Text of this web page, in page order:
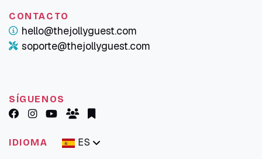
CONTACTO
hello@thejollyguest.com
soporte@thejollyguest.com
SÍGUENOS
IDIOMA ES